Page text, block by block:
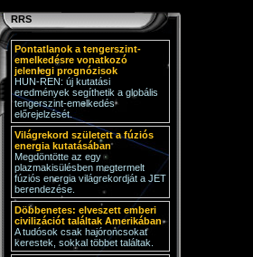
RRS
Pontatlanok a tengerszint-
emelkedésre vonatkozó
jelenlegi prognózisok
HUN-REN: új kutatási
eredmények segíthetik a globális
tengerszint-emelkedés
előrejelzését.
Világrekord született a fúziós
energia kutatásában
Megdöntötte az egy
plazmakisülésben megtermelt
fúziós energia világrekordját a JET
berendezése.
Döbbenetes: elveszett emberi
civilizációt találtak Amerikában
A tudósok csak hajóroncsokat
kerestek, sokkal többet találtak.